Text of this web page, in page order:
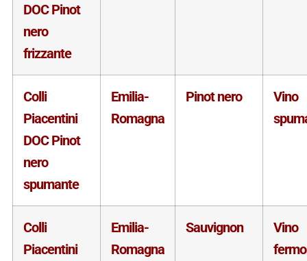
DOC Pinot
nero
frizzante
Colli
Piacentini
DOC Pinot
nero
spumante
Emilia-
Romagna
Pinot nero
Vino
Colli
Piacentini
Emilia-
Romagna
Sauvignon
Vino
fermo